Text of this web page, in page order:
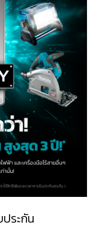
ระกัน